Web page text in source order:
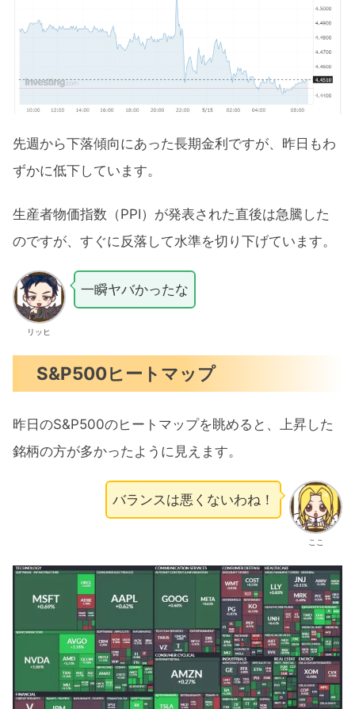
先週から下落傾向にあった長期金利ですが、昨日もわ
ずかに低下しています。
生産者物価指数（PPI）が発表された直後は急騰した
のですが、すぐに反落して水準を切り下げています。
リッヒ
一瞬ヤバかったな
S&P500ヒートマップ
昨日のS&P500のヒートマップを眺めると、上昇した
銘柄の方が多かったように見えます。
ここ
バランスは悪くないわね！